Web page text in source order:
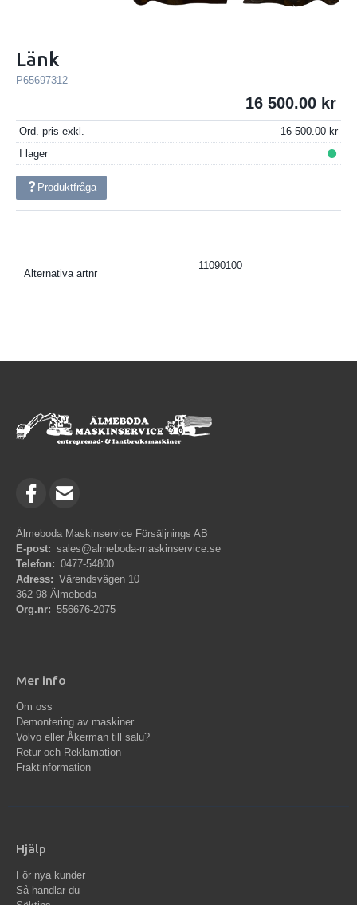
Länk
P65697312
16 500.00
Ord. pris exkl.
16 500.00
I lager
Produktfråga
Alternativa artnr
11090100
Älmeboda Maskinservice Försäljnings AB
E-post: sales@almeboda-maskinservice.se
Telefon: 0477-54800
Adress: Värendsvägen 10
362 98 Älmeboda
Org.nr: 556676-2075
Mer info
Om oss
Demontering av maskiner
Volvo eller Åkerman till salu?
Retur och Reklamation
Fraktinformation
Hjälp
För nya kunder
Så handlar du